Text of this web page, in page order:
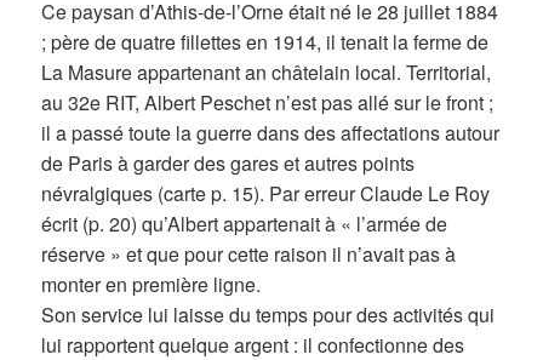
Ce paysan d’Athis-de-l’Orne était né le 28 juillet 1884
; père de quatre fillettes en 1914, il tenait la ferme de
La Masure appartenant an châtelain local. Territorial,
au 32e RIT, Albert Peschet n’est pas allé sur le front ;
il a passé toute la guerre dans des affectations autour
de Paris à garder des gares et autres points
névralgiques (carte p. 15). Par erreur Claude Le Roy
écrit (p. 20) qu’Albert appartenait à « l’armée de
réserve » et que pour cette raison il n’avait pas à
monter en première ligne.
Son service lui laisse du temps pour des activités qui
lui rapportent quelque argent : il confectionne des